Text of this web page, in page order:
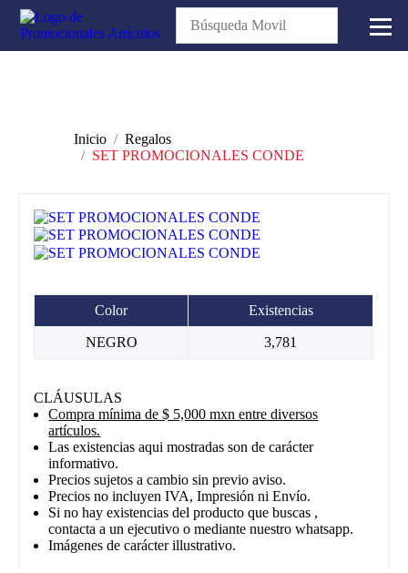
Inicio
Regalos
SET PROMOCIONALES CONDE
Color Existencias
NEGRO 3,781
CLÁUSULAS
Compra mínima de $ 5,000 mxn entre diversos
artículos.
Las existencias aqui mostradas son de carácter
informativo.
Precios sujetos a cambio sin previo aviso.
Precios no incluyen IVA, Impresión ni Envío.
Si no hay existencias del producto que buscas ,
contacta a un ejecutivo o mediante nuestro whatsapp.
Imágenes de carácter illustrativo.